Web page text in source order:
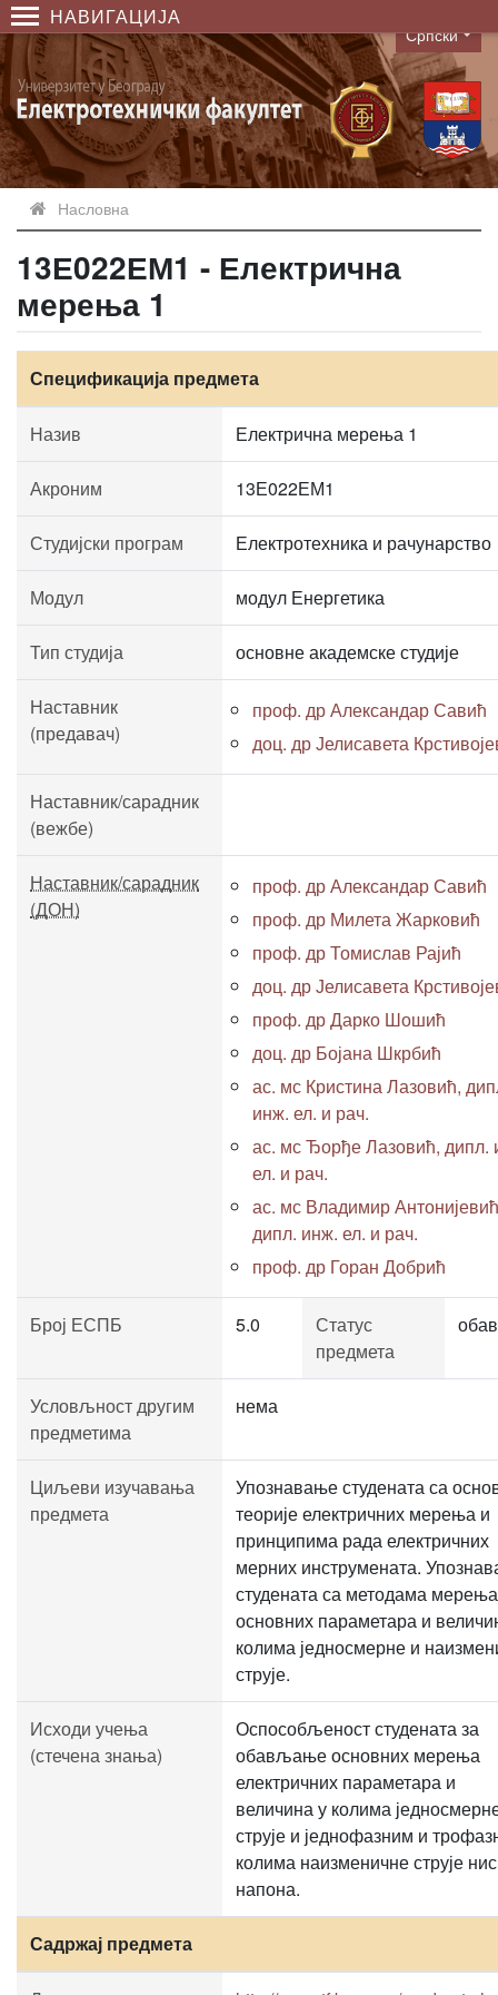
НАВИГАЦИЈА
Language
Српски
Насловна
13Е022ЕМ1 - Електрична
мерења 1
Спецификација предмета
Назив Електрична мерења 1
Акроним 13Е022ЕМ1
Студијски програм Електротехника и рачунарство
Модул модул Енергетика
Тип студија основне академске студије
Наставник
(предавач)
проф. др Александар Савић
доц. др Јелисавета
Наставник/сарадник
(вежбе)
Наставник/сарадник
(ДОН)
проф. др Александар Савић
проф. др Милета Жарковић
проф. др Томислав Рајић
доц. др Јелисавета
проф. др Дарко Шошић
доц. др Бојана Шкрбић
ас. мс Кристина Лазовић,
инж. ел. и рач.
ас. мс Ђорђе Лазовић, дипл.
ел. и рач.
ас. мс Владимир
дипл. инж. ел. и рач.
проф. др Горан Добрић
Број ЕСПБ 5.0
Статус
предмета
Условљност другим
предметима
нема
Циљеви изучавања
предмета
Упознавање студената са
теорије електричних мерења и
принципима рада електричних
мерних инструмената.
студената са методама мерења
основних параметара и
колима једносмерне и
струје.
Исходи учења
(стечена знања)
Оспособљеност студената за
обављање основних мерења
електричних параметара и
величина у колима
струје и једнофазним и
колима наизменичне струје
напона.
Садржај предмета